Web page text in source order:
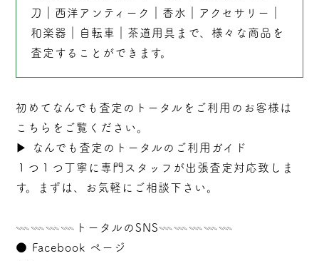
刀
西洋アンティーク 香水 アクセサリー
和楽器
自転車 茶道用具 まで、様々な商品を
査定することができます。
初めてなんでも査定のトータルをご利用のお客様は
こちらをご覧ください。
▶︎
なんでも査定のトータルのご利用ガイド
１つ１つ丁寧に専門スタッフが出張査定対応致しま
す。まずは、お気軽にご相談下さい。
𓇠𓇠𓇠𓇠トータルのSNS𓇠𓇠𓇠𓇠𓇠
● Facebook ページ